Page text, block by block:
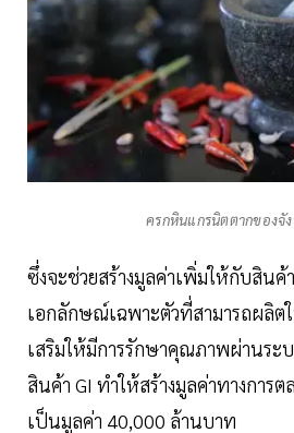
ครกหินแกรนิตตากของจั
ซึ่งจะช่วยสร้างมูลค่าเพิ่มให้กับสิน
เอกลักษณ์เฉพาะตัวที่สามารถผลิต
เสริมให้มีการรักษาคุณภาพผ่านร
สินค้า GI ทำให้สร้างมูลค่าทางการ
เป็นมูลค่า 40,000 ล้านบาท